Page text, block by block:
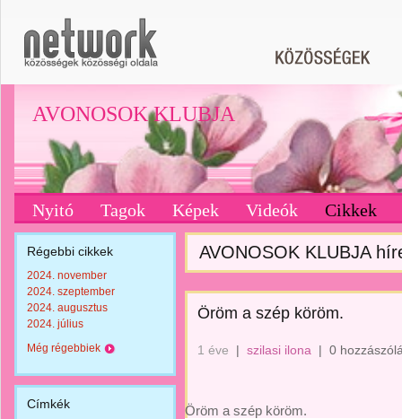
AVONOSOK KLUBJA
Nyitó Tagok Képek Videók Cikkek
Régebbi cikkek
2024. november
2024. szeptember
2024. augusztus
2024. július
Még régebbiek
Címkék
AVONOSOK KLUBJA
Öröm a szép köröm.
1 éve | szilasi ilona | 0
Öröm a szép köröm.